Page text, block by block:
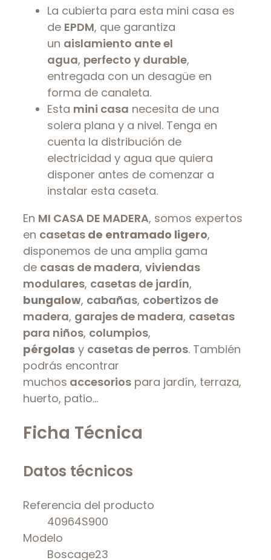
La cubierta para esta mini casa es
de EPDM, que garantiza
un aislamiento ante el
agua, perfecto y durable,
entregada con un desagüe en
forma de canaleta.
Esta mini casa necesita de una
solera plana y a nivel. Tenga en
cuenta la distribución de
electricidad y agua que quiera
disponer antes de comenzar a
instalar esta caseta.
En MI CASA DE MADERA, somos expertos
en casetas de entramado ligero,
disponemos de una amplia gama
de casas de madera, viviendas
modulares, casetas de jardín,
bungalow, cabañas, cobertizos de
madera, garajes de madera, casetas
para niños, columpios,
pérgolas y casetas de perros. También
podrás encontrar
muchos accesorios para jardín, terraza,
huerto, patio…
Ficha Técnica
Datos técnicos
Referencia del producto
40964S900
Modelo
Boscage23